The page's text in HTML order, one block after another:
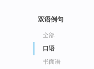
双语例句
全部
口语
书面语